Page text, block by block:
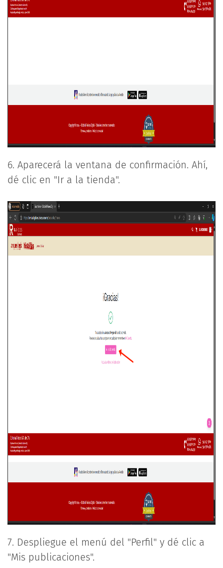
6. Aparecerá la ventana de confirmación. Ahí,
dé clic en "Ir a la tienda".
7. Despliegue el menú del "Perfil" y dé clic a
"Mis publicaciones".